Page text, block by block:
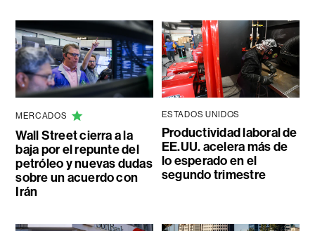
MERCADOS
Wall Street cierra a la
baja por el repunte del
petróleo y nuevas dudas
sobre un acuerdo con
Irán
ESTADOS UNIDOS
Productividad laboral de
EE.UU. acelera más de
lo esperado en el
segundo trimestre